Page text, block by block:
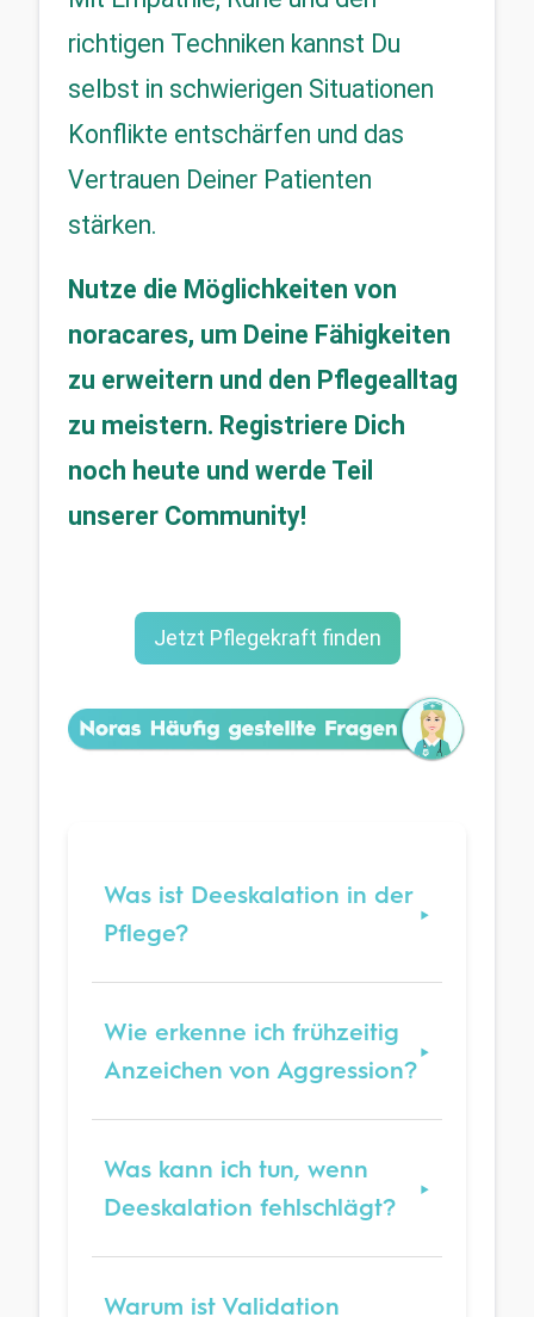
richtigen Techniken kannst Du
selbst in schwierigen Situationen
Konflikte entschärfen und das
Vertrauen Deiner Patienten
stärken.
Nutze die Möglichkeiten von
noracares, um Deine Fähigkeiten
zu erweitern und den Pflegealltag
zu meistern. Registriere Dich
noch heute und werde Teil
unserer Community!
Jetzt Pflegekraft finden
Was ist Deeskalation in der
Pflege?
Wie erkenne ich frühzeitig
Anzeichen von Aggression?
Was kann ich tun, wenn
Deeskalation fehlschlägt?
Warum ist Validation